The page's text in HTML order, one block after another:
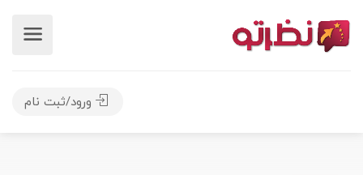
ورود/ثبت نام